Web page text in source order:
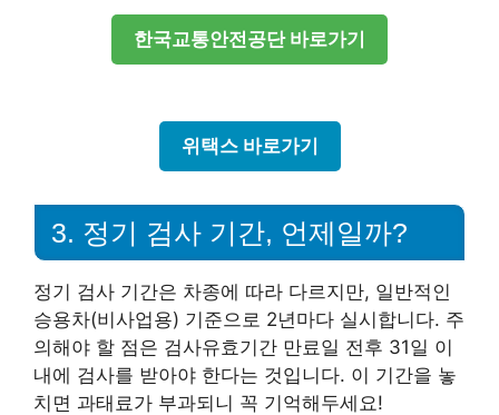
한국교통안전공단 바로가기
위택스 바로가기
3. 정기 검사 기간, 언제일까?
정기 검사 기간은 차종에 따라 다르지만, 일반적인
승용차(비사업용) 기준으로 2년마다 실시합니다. 주
의해야 할 점은 검사유효기간 만료일 전후 31일 이
내에 검사를 받아야 한다는 것입니다. 이 기간을 놓
치면 과태료가 부과되니 꼭 기억해두세요!